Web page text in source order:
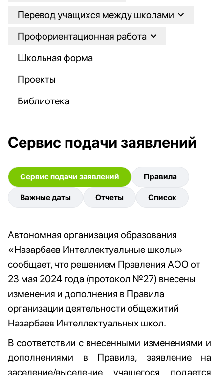
Перевод учащихся между школами
Профориентационная работа
Школьная форма
Проекты
Библиотека
Сервис подачи заявлений
Сервис подачи заявлений Правила
Важные даты Отчеты Список
Автономная организация образования
«Назарбаев Интеллектуальные школы»
сообщает, что решением Правления АОО от
23 мая 2024 года (протокол №27) внесены
изменения и дополнения в Правила
организации деятельности общежитий
Назарбаев Интеллектуальных школ.
В соответствии с внесенными изменениями и
дополнениями в Правила, заявление на
заселение/выселение учащегося подается